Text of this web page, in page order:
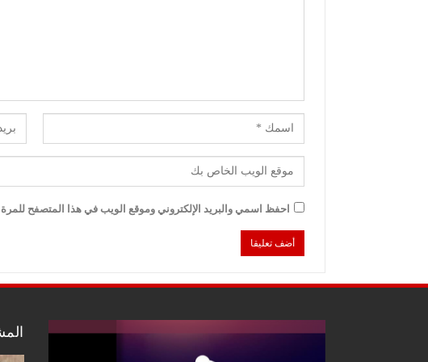
احفظ اسمي والبريد الإلكتروني وموقع الويب في هذا المتصفح للمرة